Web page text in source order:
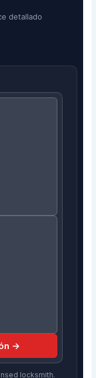
detallado
→
locksmith.